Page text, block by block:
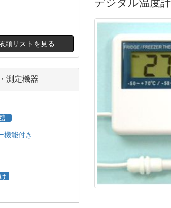
頼リストを見る
測定機器
計
機能付き